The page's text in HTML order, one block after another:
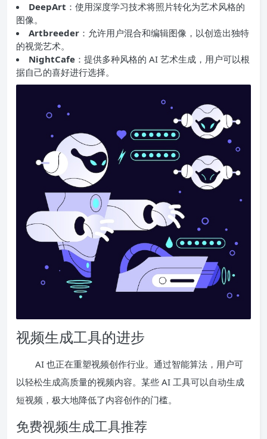
DeepArt ：使用深度学习技术将照片转化为艺术风格的
图像。
Artbreeder ：允许用户混合和编辑图像，以创造出独特
的视觉艺术。
NightCafe ：提供多种风格的 AI 艺术生成，用户可以根
据自己的喜好进行选择。
视频生成工具的进步
AI 也正在重塑视频创作行业。通过智能算法，用户可
以轻松生成高质量的视频内容。某些 AI 工具可以自动生成
短视频，极大地降低了内容创作的门槛。
免费视频生成工具推荐